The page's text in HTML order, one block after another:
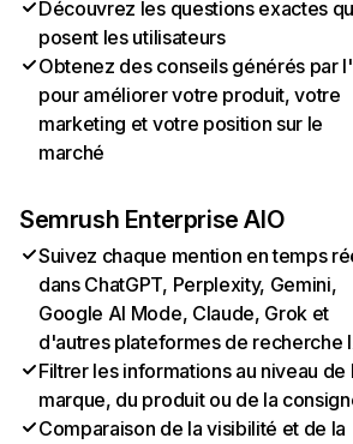
Découvrez les questions exactes
posent les utilisateurs
Obtenez des conseils générés par
pour améliorer votre produit, votre
marketing et votre position sur le
marché
Semrush Enterprise AIO
Suivez chaque mention en temps
dans ChatGPT, Perplexity, Gemini,
Google AI Mode, Claude, Grok et
d'autres plateformes de recherche
Filtrer les informations au niveau de
marque, du produit ou de la
Comparaison de la visibilité et de la